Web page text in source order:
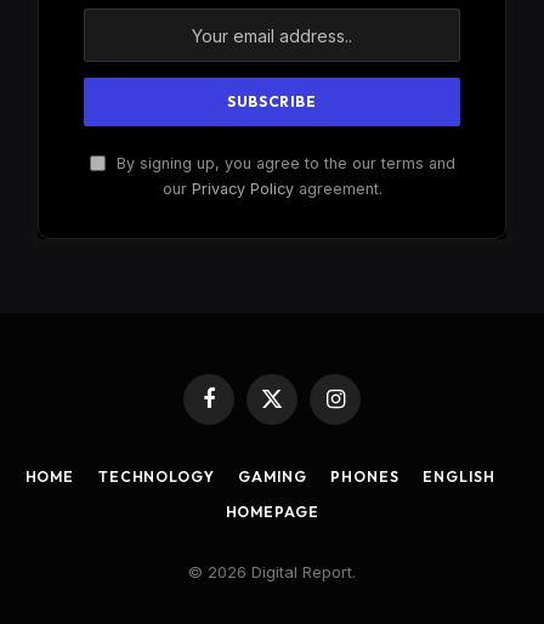
By signing up, you agree to the our terms and
our Privacy Policyagreement.
Facebook
X
(Twitter)
Instagram
HOME TECHNOLOGY GAMING PHONES
ENGLISH
HOMEPAGE
© 2026 Digital Report.